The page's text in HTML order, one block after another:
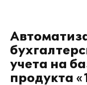
учета на
продукта